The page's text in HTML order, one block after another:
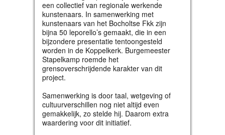
een collectief van regionale werkende
kunstenaars. In samenwerking met
kunstenaars van het Bocholtse Fkk zijn
bijna 50 leporello’s gemaakt, die in een
bijzondere presentatie tentoongesteld
worden in de Koppelkerk. Burgemeester
Stapelkamp roemde het
grensoverschrijdende karakter van dit
project.
Samenwerking is door taal, wetgeving of
cultuurverschillen nog niet altijd even
gemakkelijk, zo stelde hij. Daarom extra
waardering voor dit initiatief.